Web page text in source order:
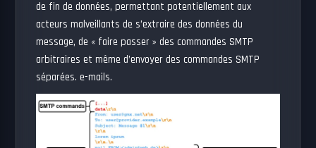
de fin de données, permettant potentiellement aux
acteurs malveillants de s’extraire des données du
message, de « faire passer » des commandes SMTP
arbitraires et même d’envoyer des commandes SMTP
séparées. e-mails.